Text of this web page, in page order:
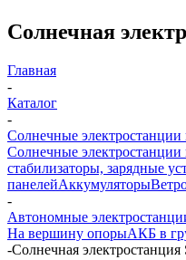
Солнечная
Главная
-
Каталог
-
Солнечные электростанции
Солнечные электростанции
стабилизаторы, зарядные
панелейАккумуляторы
-
Автономные
На вершину опорыАКБ в
-Солнечная